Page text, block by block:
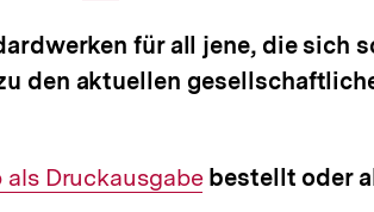
für all jene, die sich
den aktuellen
als Druckausgabebestellt oder